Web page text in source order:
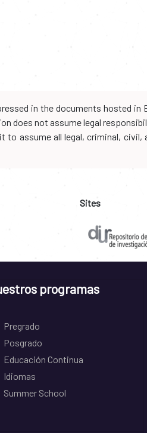
in the documents hosted
does not assume legal
to assume all legal, criminal,
Sites
programas
Pregrado
Posgrado
Educación Continua
Idiomas
Summer School